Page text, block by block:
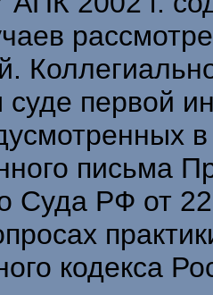
первой
письма
Суда РФ от
кодекса